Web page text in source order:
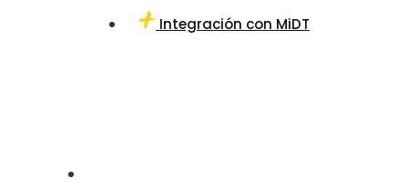
Integración con MiDT